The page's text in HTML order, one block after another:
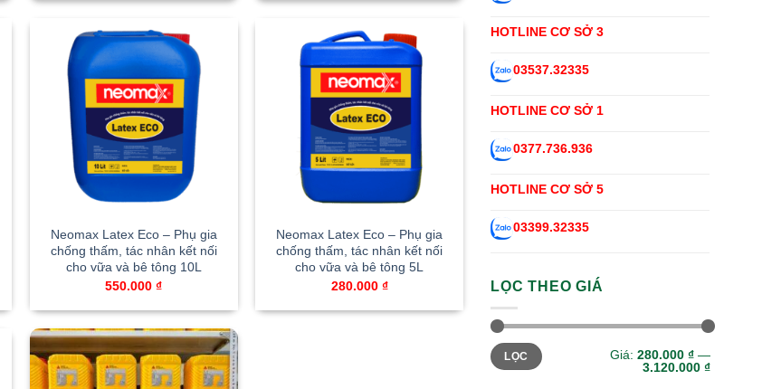
Neomax Latex Eco – Phụ gia
chống thấm, tác nhân kết nối
cho vữa và bê tông 10L
550.000₫
Neomax Latex Eco – Phụ gia
chống thấm, tác nhân kết nối
cho vữa và bê tông 5L
280.000 ₫
HOTLINE CƠ SỞ 3
03537.32335
HOTLINE CƠ SỞ 1
0377.736.936
HOTLINE CƠ SỞ 5
03399.32335
LỌC THEO GIÁ
Giá
tối
thiểu
Giá
tối
đa
LỌC Giá: 280.000 ₫—
3.120.000 ₫